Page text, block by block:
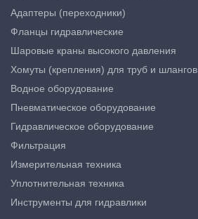
Адаптеры (переходники)
Фланцы гидравлические
Шаровые краны высокого давления
Хомуты (крепления) для труб и шлангов
Водное оборудование
Пневматическое оборудование
Гидравлическое оборудование
Фильтрация
Измерительная техника
Уплотнительная техника
Инструменты для гидравлики